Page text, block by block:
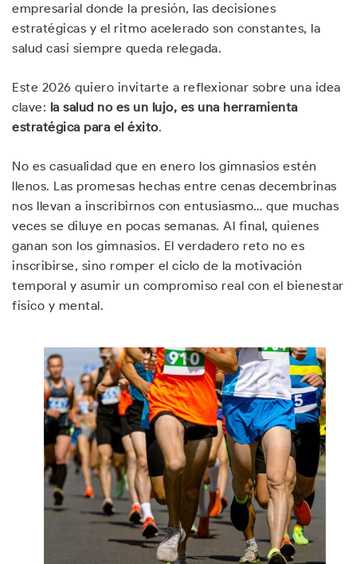
empresarial donde la presión, las decisiones
estratégicas y el ritmo acelerado son constantes, la
salud casi siempre queda relegada.
Este 2026 quiero invitarte a reflexionar sobre una idea
clave: la salud no es un lujo, es una herramienta
estratégica para el éxito.
No es casualidad que en enero los gimnasios estén
llenos. Las promesas hechas entre cenas decembrinas
nos llevan a inscribirnos con entusiasmo… que muchas
veces se diluye en pocas semanas. Al final, quienes
ganan son los gimnasios. El verdadero reto no es
inscribirse, sino romper el ciclo de la motivación
temporal y asumir un compromiso real con el bienestar
físico y mental.